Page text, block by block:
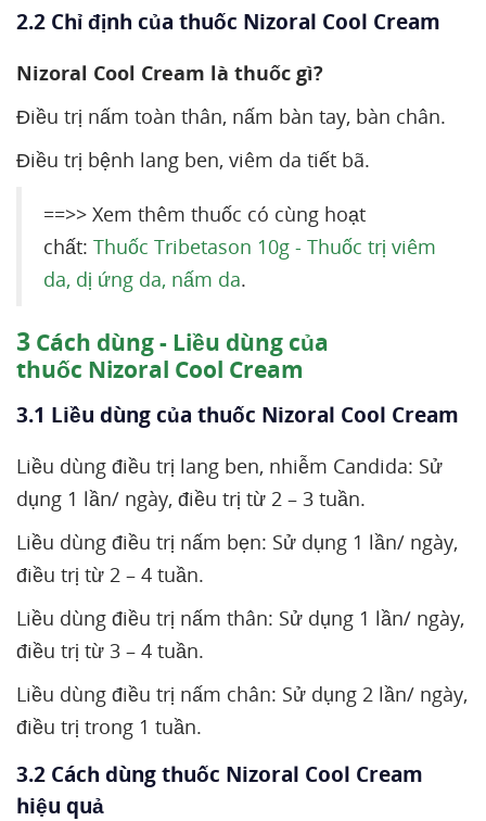
2.2 Chỉ định của thuốc Nizoral Cool Cream
Nizoral Cool Cream là thuốc gì?
Điều trị nấm toàn thân, nấm bàn tay, bàn chân.
Điều trị bệnh lang ben, viêm da tiết bã.
==>> Xem thêm thuốc có cùng hoạt
chất: Thuốc Tribetason 10g - Thuốc trị viêm
da, dị ứng da, nấm da.
3 Cách dùng - Liều dùng của
thuốc Nizoral Cool Cream
3.1 Liều dùng của thuốc Nizoral Cool Cream
Liều dùng điều trị lang ben, nhiễm Candida: Sử
dụng 1 lần/ ngày, điều trị từ 2 – 3 tuần.
Liều dùng điều trị nấm bẹn: Sử dụng 1 lần/ ngày,
điều trị từ 2 – 4 tuần.
Liều dùng điều trị nấm thân: Sử dụng 1 lần/ ngày,
điều trị từ 3 – 4 tuần.
Liều dùng điều trị nấm chân: Sử dụng 2 lần/ ngày,
điều trị trong 1 tuần.
3.2 Cách dùng thuốc Nizoral Cool Cream
hiệu quả